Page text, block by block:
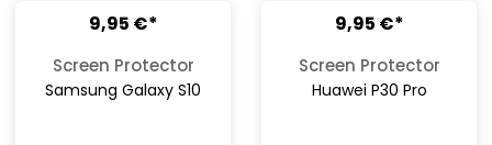
9,95 €*
Screen Protector
Samsung Galaxy S10
9,95 €*
Screen Protector
Huawei P30 Pro